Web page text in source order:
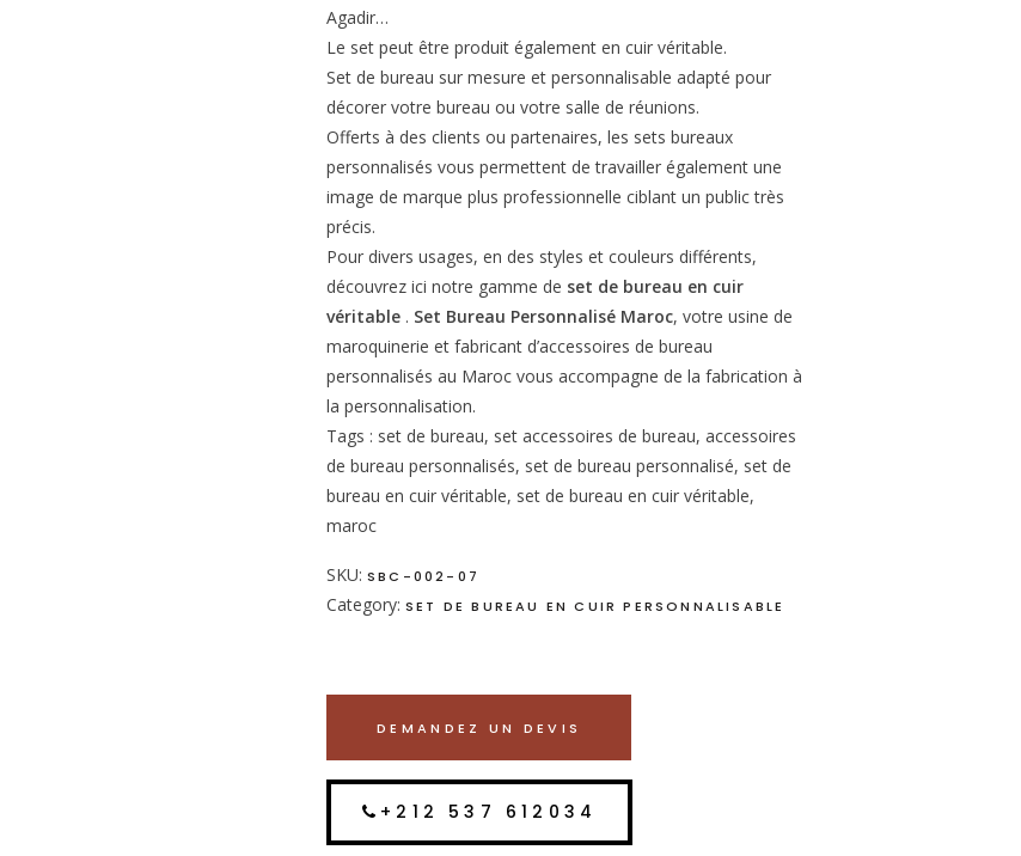
Agadir…
Le set peut être produit également en cuir véritable.
Set de bureau sur mesure et personnalisable adapté pour
décorer votre bureau ou votre salle de réunions.
Offerts à des clients ou partenaires, les sets bureaux
personnalisés vous permettent de travailler également une
image de marque plus professionnelle ciblant un public très
précis.
Pour divers usages, en des styles et couleurs différents,
découvrez ici notre gamme de set de bureau en cuir
véritable . Set Bureau Personnalisé Maroc, votre usine de
maroquinerie et fabricant d’accessoires de bureau
personnalisés au Maroc vous accompagne de la fabrication à
la personnalisation.
Tags : set de bureau, set accessoires de bureau, accessoires
de bureau personnalisés, set de bureau personnalisé, set de
bureau en cuir véritable, set de bureau en cuir véritable,
maroc
SKU: SBC-002-07
Category: SET DE BUREAU EN CUIR PERSONNALISABLE
DEMANDEZ UN DEVIS
+212 537 612034